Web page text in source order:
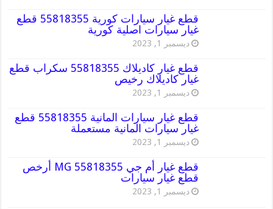
قطع غيار سيارات كورية 55818355 قطع
غيار سيارات اصلية كورية
ديسمبر 1, 2023
قطع غيار كاديلاك 55818355 سكراب قطع
غيار كاديلاك رخيص
ديسمبر 1, 2023
قطع غيار سيارات المانية 55818355 قطع
غيار سيارات المانية مستعملة
ديسمبر 1, 2023
قطع غيار أم جي MG 55818355 أرخص
قطع غيار سيارات
ديسمبر 1, 2023